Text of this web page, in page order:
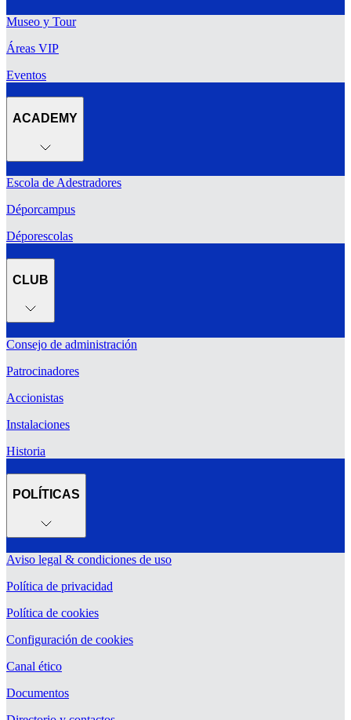
Museo y Tour
Áreas VIP
Eventos
ACADEMY
Escola de Adestradores
Déporcampus
Déporescolas
CLUB
Consejo de administración
Patrocinadores
Accionistas
Instalaciones
Historia
POLÍTICAS
Aviso legal & condiciones de uso
Política de privacidad
Política de cookies
Configuración de cookies
Canal ético
Documentos